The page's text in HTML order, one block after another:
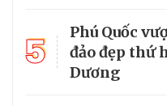
5
Phú Quốc
đảo đẹp thứ
Dương